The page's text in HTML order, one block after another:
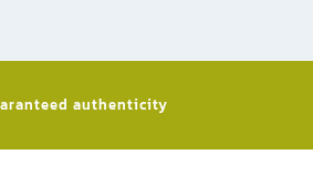
authenticity​